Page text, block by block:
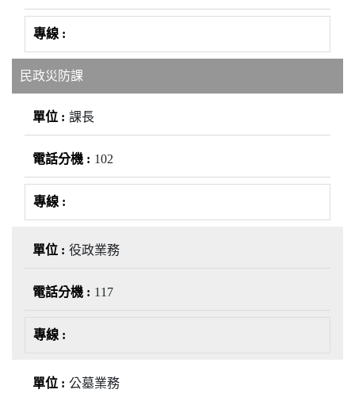
民政災防課
課長
102
役政業務
117
公墓業務